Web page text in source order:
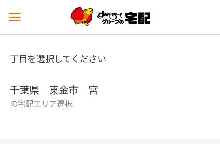
メ
ュ
を
丁目を選択してください
千葉県 東金市 宮
の宅配エリア選択